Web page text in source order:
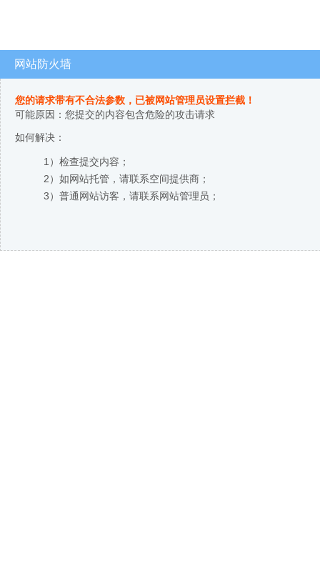
网站防火墙
您的请求带有不合法参数，已被网站管理员设置拦截！
可能原因：您提交的内容包含危险的攻击请求
如何解决：
1）检查提交内容；
2）如网站托管，请联系空间提供商；
3）普通网站访客，请联系网站管理员；